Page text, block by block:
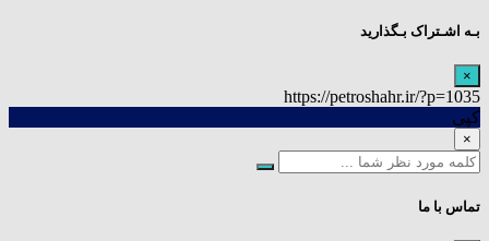
بـه اشـتراک بـگذارید
×
https://petroshahr.ir/?p=1035
کپی
×
تماس با ما